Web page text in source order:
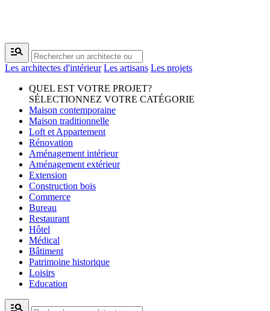
manage_search
Les architectes d'intérieur Les artisans Les projets
QUEL EST VOTRE PROJET?
SÉLECTIONNEZ VOTRE CATÉGORIE
Maison contemporaine
Maison traditionnelle
Loft et Appartement
Rénovation
Aménagement intérieur
Aménagement extérieur
Extension
Construction bois
Commerce
Bureau
Restaurant
Hôtel
Médical
Bâtiment
Patrimoine historique
Loisirs
Education